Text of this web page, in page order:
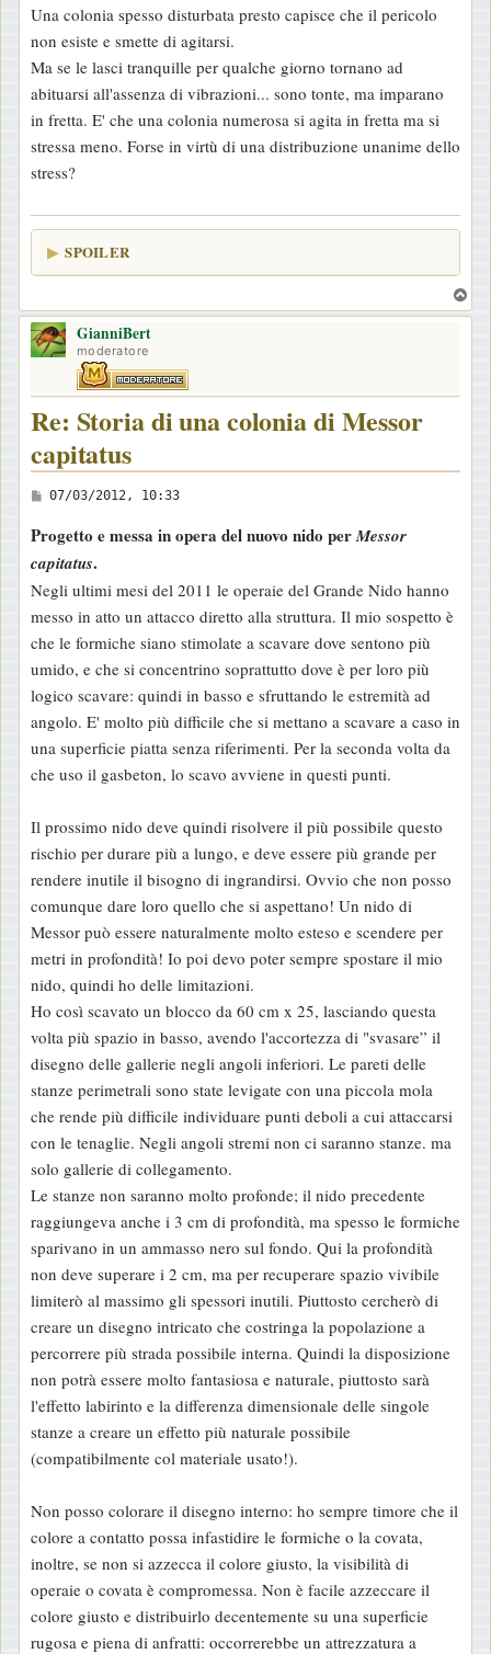
Una colonia spesso disturbata presto capisce che il pericolo
non esiste e smette di agitarsi.
Ma se le lasci tranquille per qualche giorno tornano ad
abituarsi all'assenza di vibrazioni... sono tonte, ma imparano
in fretta. E' che una colonia numerosa si agita in fretta ma si
stressa meno. Forse in virtù di una distribuzione unanime dello
stress?
SPOILER
o
GianniBert
moderatore
Re: Storia di una colonia di Messor
capitatus
M
s
s
a
g
g
i
o
07/03/2012, 10:33
Progetto e messa in opera del nuovo nido perMessor
capitatus.
Negli ultimi mesi del 2011 le operaie del Grande Nido hanno
messo in atto un attacco diretto alla struttura. Il mio sospetto è
che le formiche siano stimolate a scavare dove sentono più
umido, e che si concentrino soprattutto dove è per loro più
logico scavare: quindi in basso e sfruttando le estremità ad
angolo. E' molto più difficile che si mettano a scavare a caso in
una superficie piatta senza riferimenti. Per la seconda volta da
che uso il gasbeton, lo scavo avviene in questi punti.
Il prossimo nido deve quindi risolvere il più possibile questo
rischio per durare più a lungo, e deve essere più grande per
rendere inutile il bisogno di ingrandirsi. Ovvio che non posso
comunque dare loro quello che si aspettano! Un nido di
Messor può essere naturalmente molto esteso e scendere per
metri in profondità! Io poi devo poter sempre spostare il mio
nido, quindi ho delle limitazioni.
Ho così scavato un blocco da 60 cm x 25, lasciando questa
volta più spazio in basso, avendo l'accortezza di "svasare” il
disegno delle gallerie negli angoli inferiori. Le pareti delle
stanze perimetrali sono state levigate con una piccola mola
che rende più difficile individuare punti deboli a cui attaccarsi
con le tenaglie. Negli angoli stremi non ci saranno stanze. ma
solo gallerie di collegamento.
Le stanze non saranno molto profonde; il nido precedente
raggiungeva anche i 3 cm di profondità, ma spesso le formiche
sparivano in un ammasso nero sul fondo. Qui la profondità
non deve superare i 2 cm, ma per recuperare spazio vivibile
limiterò al massimo gli spessori inutili. Piuttosto cercherò di
creare un disegno intricato che costringa la popolazione a
percorrere più strada possibile interna. Quindi la disposizione
non potrà essere molto fantasiosa e naturale, piuttosto sarà
l'effetto labirinto e la differenza dimensionale delle singole
stanze a creare un effetto più naturale possibile
(compatibilmente col materiale usato!).
Non posso colorare il disegno interno: ho sempre timore che il
colore a contatto possa infastidire le formiche o la covata,
inoltre, se non si azzecca il colore giusto, la visibilità di
operaie o covata è compromessa. Non è facile azzeccare il
colore giusto e distribuirlo decentemente su una superficie
rugosa e piena di anfratti: occorrerebbe un attrezzatura a